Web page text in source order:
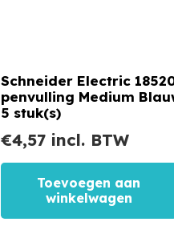
Schneider Electric
penvulling Medium
5 stuk(s)
€4,57 incl. BTW
Toevoegen aan
winkelwagen